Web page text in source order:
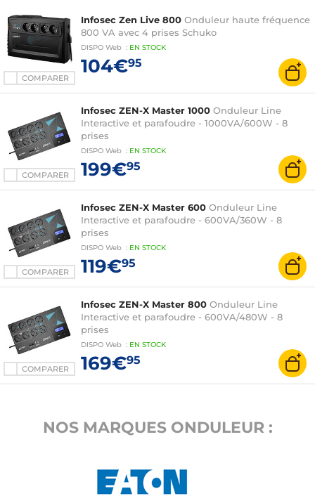
COMPARER
Infosec Zen Live 800 Onduleur haute fréquence
800 VA avec 4 prises Schuko
DISPO Web : EN STOCK
104€95
COMPARER
Infosec ZEN-X Master 1000 Onduleur Line
Interactive et parafoudre - 1000VA/600W - 8
prises
DISPO Web : EN STOCK
199€95
COMPARER
Infosec ZEN-X Master 600 Onduleur Line
Interactive et parafoudre - 600VA/360W - 8
prises
DISPO Web : EN STOCK
119€95
COMPARER
Infosec ZEN-X Master 800 Onduleur Line
Interactive et parafoudre - 600VA/480W - 8
prises
DISPO Web : EN STOCK
169€95
NOS MARQUES ONDULEUR :